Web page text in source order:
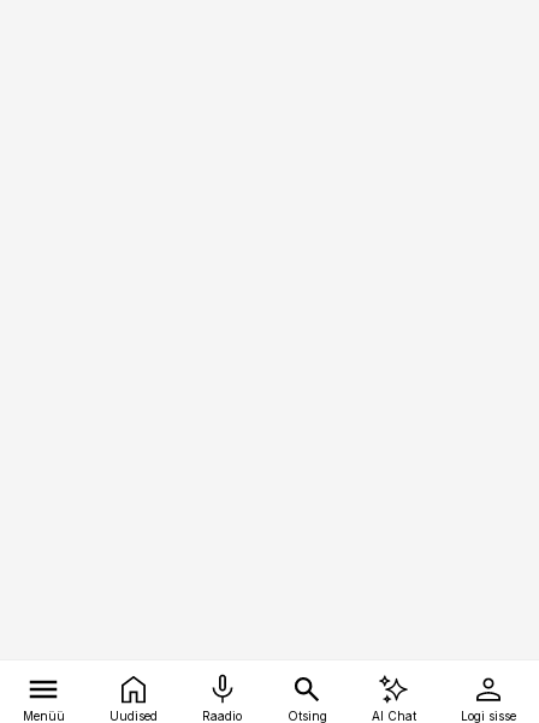
Menüü Uudised Raadio Otsing AI Chat Logi sisse